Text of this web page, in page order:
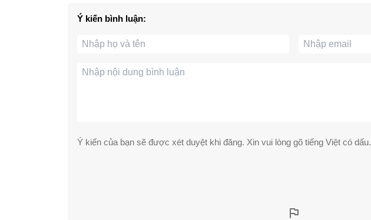
Ý kiến bình luận:
Ý kiến của bạn sẽ được xét duyệt khi đăng. Xin vui lòng gõ tiếng Việt có dấu.